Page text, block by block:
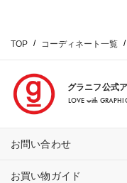
TOP コーディネート一覧
グラニフ公式
LOVE with
お問い合わせ
お買い物ガイド